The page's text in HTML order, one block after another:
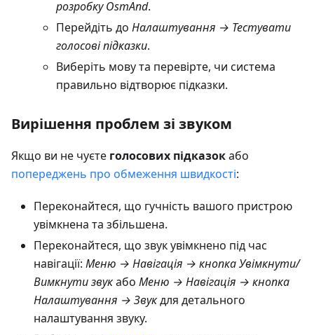
розробку OsmAnd.
Перейдіть до Налаштування → Тестувати
голосові підказки.
Виберіть мову та перевірте, чи система
правильно відтворює підказки.
Вирішення проблем зі звуком
Якщо ви не чуєте голосових підказокабо
попереджень про обмеження швидкості:
Переконайтеся, що гучність вашого пристрою
увімкнена та збільшена.
Переконайтеся, що звук увімкнено під час
навігації: Меню → Навігація → кнопка Увімкнути/
Вимкнути звукабо Меню → Навігація → кнопка
Налаштування → Звукдля детального
налаштування звуку.